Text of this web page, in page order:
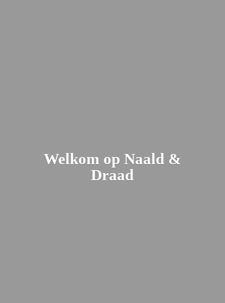
Welkom op Naald &
Draad